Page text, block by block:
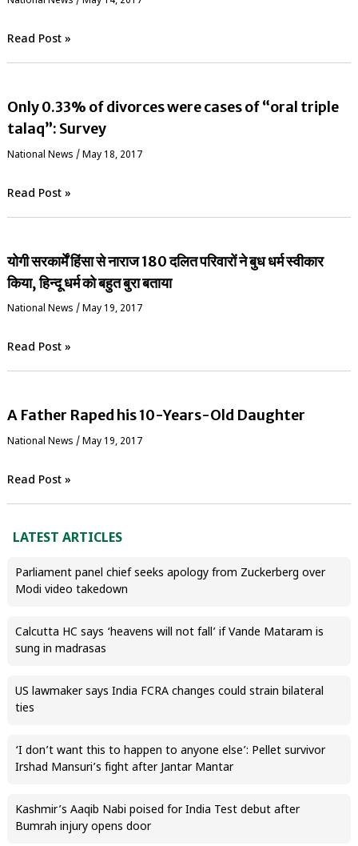
Read Post »
Only 0.33% of divorces were cases of “oral triple
talaq”: Survey
National News /May 18, 2017
Read Post »
योगी सरकार्में हिंसा से नाराज 180 दलित परिवारों ने बुध धर्म स्वीकार
किया, हिन्दू धर्म को बहुत बुरा बताया
National News / May 19, 2017
Read Post »
A Father Raped his 10-Years-Old Daughter
National News / May 19, 2017
Read Post »
LATEST ARTICLES
Parliament panel chief seeks apology from Zuckerberg over
Modi video takedown
Calcutta HC says ‘heavens will not fall’ if Vande Mataram is
sung in madrasas
US lawmaker says India FCRA changes could strain bilateral
ties
‘I don’t want this to happen to anyone else’: Pellet survivor
Irshad Mansuri’s fight after Jantar Mantar
Kashmir’s Aaqib Nabi poised for India Test debut after
Bumrah injury opens door